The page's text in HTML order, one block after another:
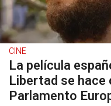
CINE
La película
Libertad se hace
Parlamento